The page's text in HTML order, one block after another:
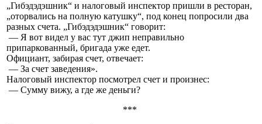
„Гибэдэдэшник“ и налоговый инспектор пришли в ресторан,
„оторвались на полную катушку“, под конец попросили два
разных счета. „Гибэдэдэшник“ говорит:
— Я вот видел у вас тут джип неправильно
припаркованный, бригада уже едет.
Официант, забирая счет, отвечает:
— За счет заведения».
Налоговый инспектор посмотрел счет и произнес:
— Сумму вижу, а где же деньги?
***